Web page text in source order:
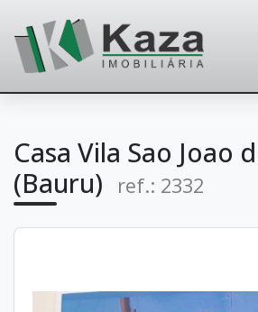
Casa Vila Sao Joao
(Bauru)
ref.: 2332